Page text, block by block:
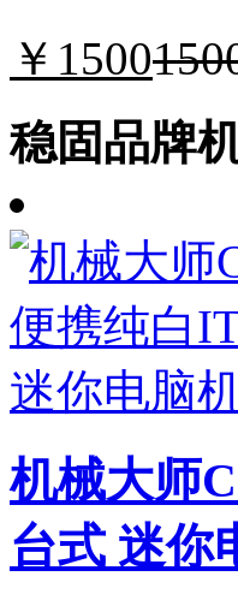
￥1500
稳固品牌
机械大师
台式 迷你